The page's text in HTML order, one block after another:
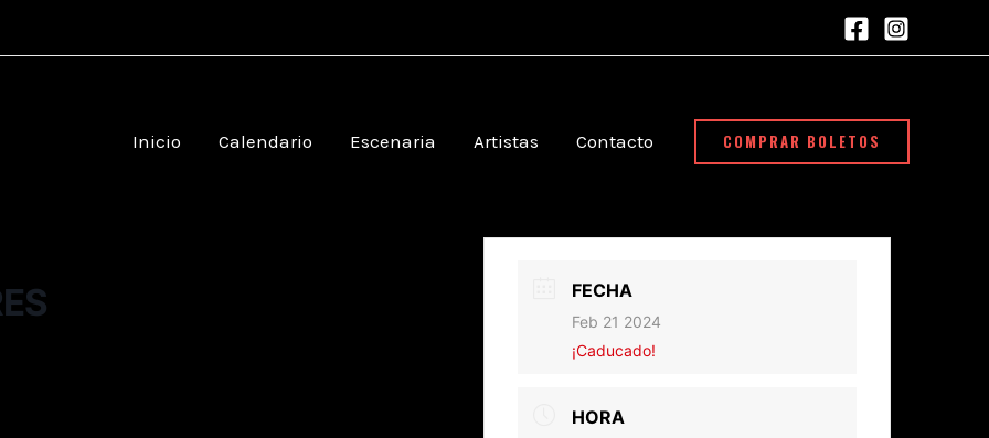
Inicio Calendario Escenaria Artistas Contacto COMPRAR BOLETOS
FECHA
Feb 21 2024
¡Caducado!
HORA